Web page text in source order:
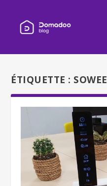
ÉTIQUETTE : SOWEE